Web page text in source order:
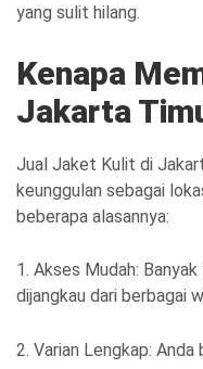
yang sulit hilang.
Kenapa
Jakarta
Jual Jaket Kulit di
keunggulan sebagai
beberapa alasannya:
1. Akses Mudah:
dijangkau dari berbagai
2. Varian Lengkap: